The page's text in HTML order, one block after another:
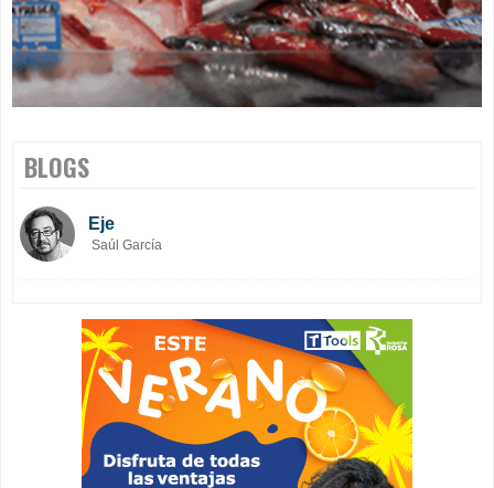
BLOGS
Eje
Saúl García